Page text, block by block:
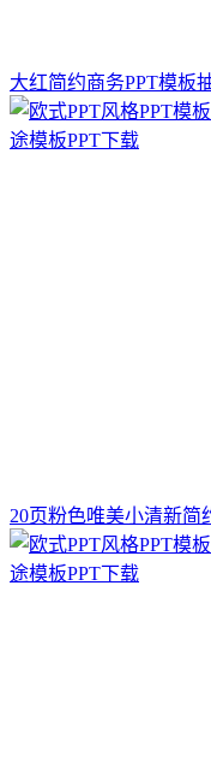
大红简约商务PPT模板
20页粉色唯美小清新简